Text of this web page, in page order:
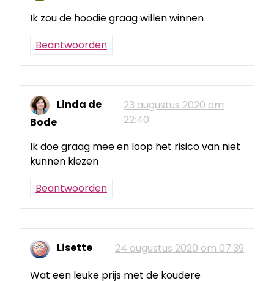
Ik zou de hoodie graag willen winnen
Beantwoorden
Linda de
Bode
23 augustus 2020 om
22:40
Ik doe graag mee en loop het risico van niet
kunnen kiezen
Beantwoorden
Lisette
24 augustus 2020 om 07:39
Wat een leuke prijs met de koudere